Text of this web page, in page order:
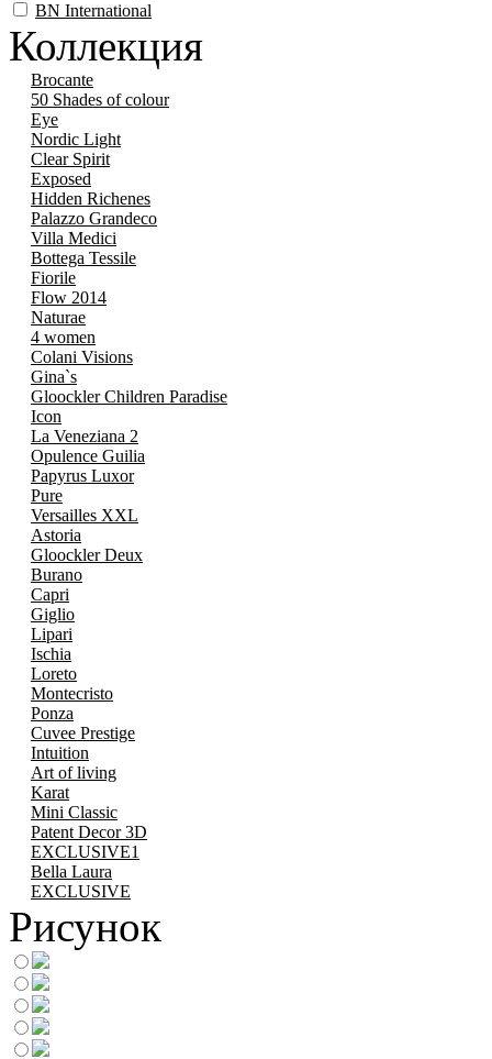
BN International
Коллекция
Brocante
50 Shades of colour
Eye
Nordic Light
Clear Spirit
Exposed
Hidden Richenes
Palazzo Grandeco
Villa Medici
Bottega Tessile
Fiorile
Flow 2014
Naturae
4 women
Colani Visions
Gina`s
Gloockler Children Paradise
Icon
La Veneziana 2
Opulence Guilia
Papyrus Luxor
Pure
Versailles XXL
Astoria
Gloockler Deux
Burano
Capri
Giglio
Lipari
Ischia
Loreto
Montecristo
Ponza
Cuvee Prestige
Intuition
Art of living
Karat
Mini Classic
Patent Decor 3D
EXCLUSIVE1
Bella Laura
EXCLUSIVE
Рисунок